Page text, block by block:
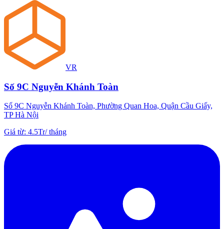
VR
Số 9C Nguyễn Khánh Toàn
Số 9C Nguyễn Khánh Toàn, Phường Quan Hoa, Quận Cầu Giấy,
TP Hà Nội
Giá từ: 4.5Tr/tháng